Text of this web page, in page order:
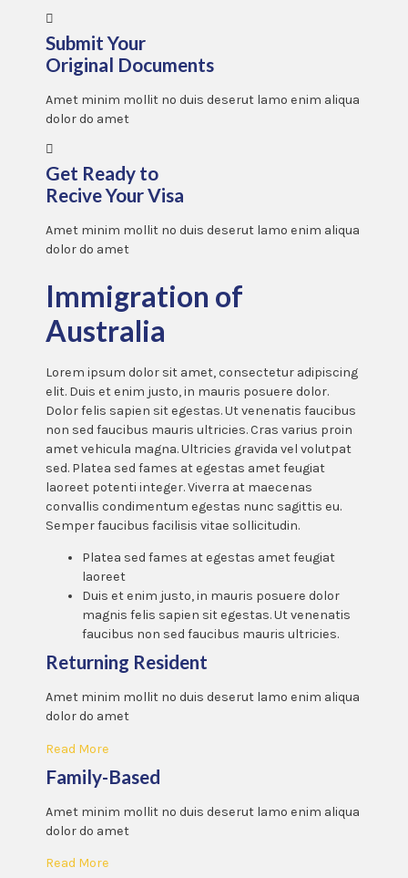
Submit Your
Original Documents
Amet minim mollit no duis deserut lamo enim aliqua
dolor do amet
Get Ready to
Recive Your Visa
Amet minim mollit no duis deserut lamo enim aliqua
dolor do amet
Immigration of
Australia
Lorem ipsum dolor sit amet, consectetur adipiscing
elit. Duis et enim justo, in mauris posuere dolor.
Dolor felis sapien sit egestas. Ut venenatis faucibus
non sed faucibus mauris ultricies. Cras varius proin
amet vehicula magna. Ultricies gravida vel volutpat
sed. Platea sed fames at egestas amet feugiat
laoreet potenti integer. Viverra at maecenas
convallis condimentum egestas nunc sagittis eu.
Semper faucibus facilisis vitae sollicitudin.
Platea sed fames at egestas amet feugiat
laoreet
Duis et enim justo, in mauris posuere dolor
magnis felis sapien sit egestas. Ut venenatis
faucibus non sed faucibus mauris ultricies.
Returning Resident
Amet minim mollit no duis deserut lamo enim aliqua
dolor do amet
Read More
Family-Based
Amet minim mollit no duis deserut lamo enim aliqua
dolor do amet
Read More